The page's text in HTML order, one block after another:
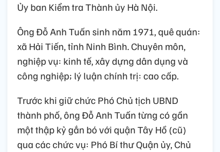
Ủy ban Kiểm tra Thành ủy Hà Nội.
Ông Đỗ Anh Tuấn sinh năm 1971, quê quán:
xã Hải Tiến, tỉnh Ninh Bình. Chuyên môn,
nghiệp vụ: kinh tế, xây dựng dân dụng và
công nghiệp; lý luận chính trị: cao cấp.
Trước khi giữ chức Phó Chủ tịch UBND
thành phố, ông Đỗ Anh Tuấn từng có gần
một thập kỷ gắn bó với quận Tây Hồ (cũ)
qua các chức vụ: Phó Bí thư Quận ủy, Chủ